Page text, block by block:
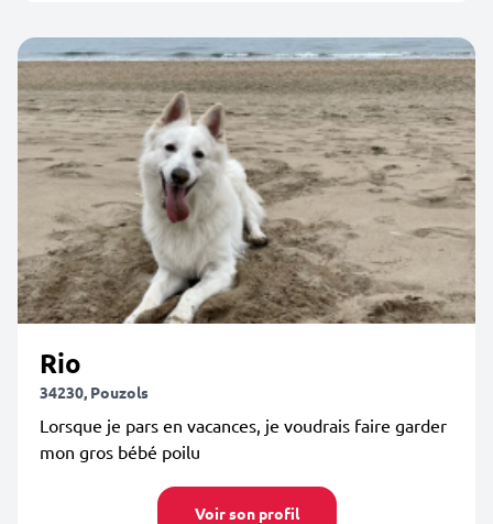
Rio
34230, Pouzols
Lorsque je pars en vacances, je voudrais faire garder
mon gros bébé poilu
Voir son profil